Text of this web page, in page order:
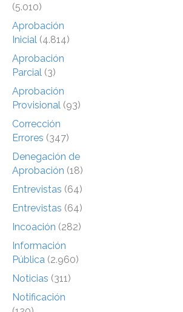
(5.010)
Aprobación
Inicial (4.814)
Aprobación
Parcial (3)
Aprobación
Provisional (93)
Corrección
Errores (347)
Denegación de
Aprobación (18)
Entrevistas (64)
Entrevistas (64)
Incoación (282)
Información
Pública (2.960)
Noticias (311)
Notificación